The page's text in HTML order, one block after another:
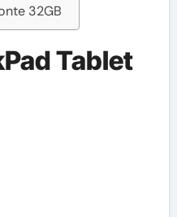
32GB
Tablet